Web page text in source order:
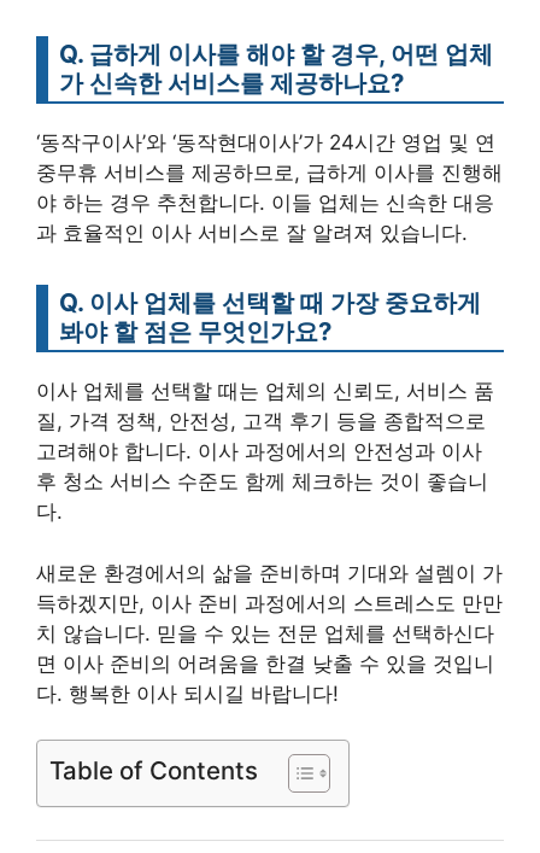
Q. 급하게 이사를 해야 할 경우, 어떤 업체
가 신속한 서비스를 제공하나요?
‘동작구이사’와 ‘동작현대이사’가 24시간 영업 및 연
중무휴 서비스를 제공하므로, 급하게 이사를 진행해
야 하는 경우 추천합니다. 이들 업체는 신속한 대응
과 효율적인 이사 서비스로 잘 알려져 있습니다.
Q. 이사 업체를 선택할 때 가장 중요하게
봐야 할 점은 무엇인가요?
이사 업체를 선택할 때는 업체의 신뢰도, 서비스 품
질, 가격 정책, 안전성, 고객 후기 등을 종합적으로
고려해야 합니다. 이사 과정에서의 안전성과 이사
후 청소 서비스 수준도 함께 체크하는 것이 좋습니
다.
새로운 환경에서의 삶을 준비하며 기대와 설렘이 가
득하겠지만, 이사 준비 과정에서의 스트레스도 만만
치 않습니다. 믿을 수 있는 전문 업체를 선택하신다
면 이사 준비의 어려움을 한결 낮출 수 있을 것입니
다. 행복한 이사 되시길 바랍니다!
Table of Contents